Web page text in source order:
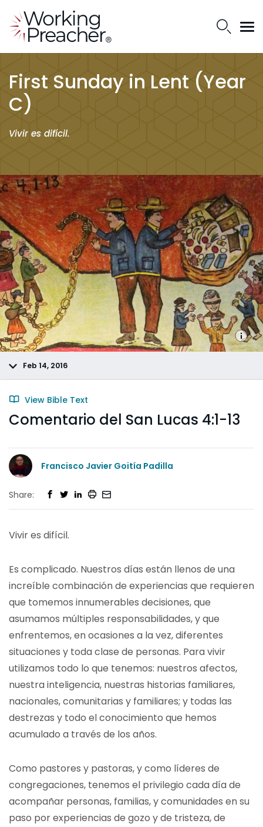
First Sunday in Lent (Year
C)
Vivir es difícil.
Feb 14, 2016
View Bible Text
Comentario del San Lucas 4:1-13
Francisco Javier Goitía Padilla
Share:
Vivir es difícil.
Es complicado. Nuestros días están llenos de una
increíble combinación de experiencias que requieren
que tomemos innumerables decisiones, que
asumamos múltiples responsabilidades, y que
enfrentemos, en ocasiones a la vez, diferentes
situaciones y toda clase de personas. Para vivir
utilizamos todo lo que tenemos: nuestros afectos,
nuestra inteligencia, nuestras historias familiares,
nacionales, comunitarias y familiares; y todas las
destrezas y todo el conocimiento que hemos
acumulado a través de los años.
Como pastores y pastoras, y como líderes de
congregaciones, tenemos el privilegio cada día de
acompañar personas, familias, y comunidades en su
paso por experiencias de gozo y de tristeza, de